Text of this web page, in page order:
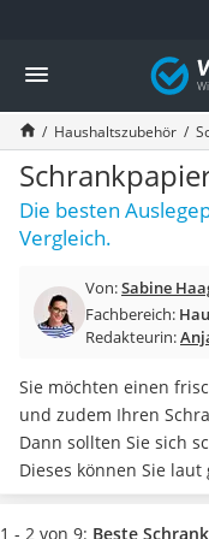
Die beliebtesten
Haushalt
Wassersprudler
Zentralstaubsauger
Brotbackautomat
Wischroboter
Wäschespinne
Industriestaubsauger
Akku-Staubsauger
Eierkocher
Saug-Wisch-Roboter
Handstaubsauger
Milchaufschäumer
Kondenstrockner
Reiskocher
Heißwasserspender
Haushaltszubehör
Die besten
Vergleich.
Von:Sabine
Fachbereich:
Redakteurin:
Sie möchten einen
und zudem Ihren
Dann sollten Sie sich
Dieses können Sie
Schränke verwenden.
Ihren Kleiderschrank.
1 - 2 von 9: Beste